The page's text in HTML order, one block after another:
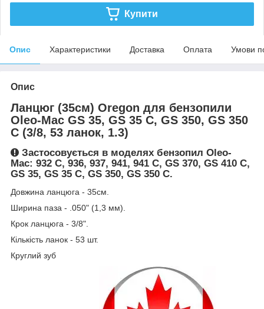
Купити
Опис Характеристики Доставка Оплата Умови
Опис
Ланцюг (35см) Oregon для бензопили
Oleo-Mac GS 35, GS 35 C, GS 350, GS 350
C (3/8, 53 ланок, 1.3)
Застосовується в моделях бензопил Oleo-
Mac: 932 C, 936, 937, 941, 941 C, GS 370, GS 410 C,
GS 35, GS 35 C, GS 350, GS 350 C.
Довжина ланцюга - 35см.
Ширина паза - .050" (1,3 мм).
Крок ланцюга - 3/8".
Кількість ланок - 53 шт.
Круглий зуб